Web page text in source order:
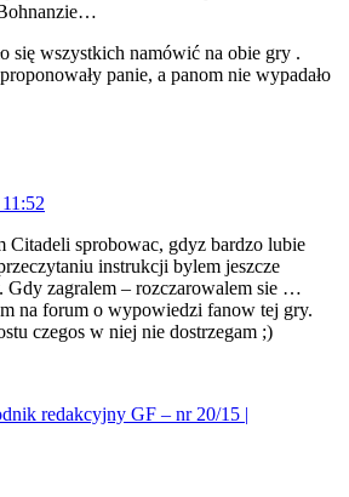
się wszystkich namówić na obie gry .
panie, a panom nie wypadało
Citadeli sprobowac, gdyz bardzo lubie
instrukcji bylem jeszcze
Gdy zagralem – rozczarowalem sie …
na forum o wypowiedzi fanow tej gry.
czegos w niej nie dostrzegam ;)
redakcyjny GF – nr 20/15 |